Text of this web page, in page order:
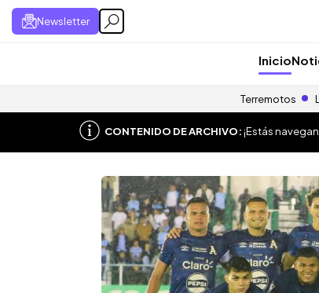
Newsletter
Inicio
Terremotos
CONTENIDO DE ARCHIVO:¡Estás